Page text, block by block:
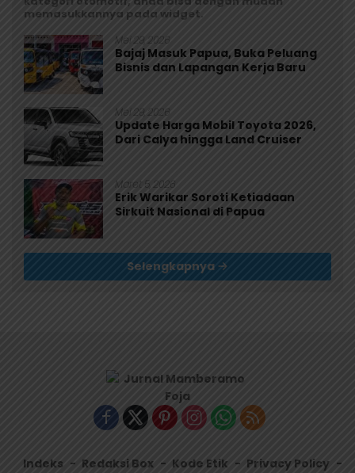
memasukkannya pada widget.
Mei 29, 2026
Bajaj Masuk Papua, Buka Peluang
Bisnis dan Lapangan Kerja Baru
Mei 29, 2026
Update Harga Mobil Toyota 2026,
Dari Calya hingga Land Cruiser
Maret 5, 2026
Erik Warikar Soroti Ketiadaan
Sirkuit Nasional di Papua
Selengkapnya
Indeks Redaksi Box Kode Etik Privacy Policy